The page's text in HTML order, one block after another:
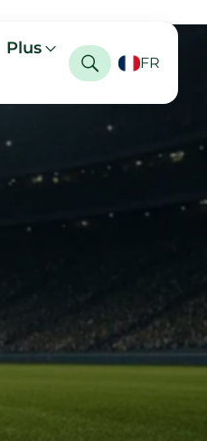
Plus
FR